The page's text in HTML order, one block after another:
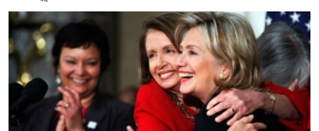
အကြောင်းအရာ
ကျော်
ကြည့်
တရုတ်
အစ္စရေး-ပါလက်စတိုင်း
ရပ်ဝန်းတခု လမ်းတခု အလွန်
အင်္ဂလိပ်စာလေ့လာမယ်
အမေရိကန်သုံးအီဒီယံ
မကြေးမုံရဲ့ အင်္ဂလိပ်စာ
ရုပ်ရှင်ထဲက အင်္ဂလိပ်စာ
အပတ်စဉ်ကဏ္ဍများ
ရေဒီယို
ရေဒီယိုနှင့်ရုပ်သံ အချက်အလက်များ
ရေဒီယို/တီဗွီအစီအစဉ်